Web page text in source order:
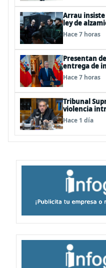
Arrau insiste
ley de
porque ya
Hace 7 horas
Presentan
entrega de
en cadena
Hace 7 horas
Tribunal
violencia
senador Fidel
Hace 1 día